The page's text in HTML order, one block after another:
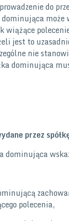
do
może
wiążące
jest to
nie
dominująca
przez
dominująca
polecenia,